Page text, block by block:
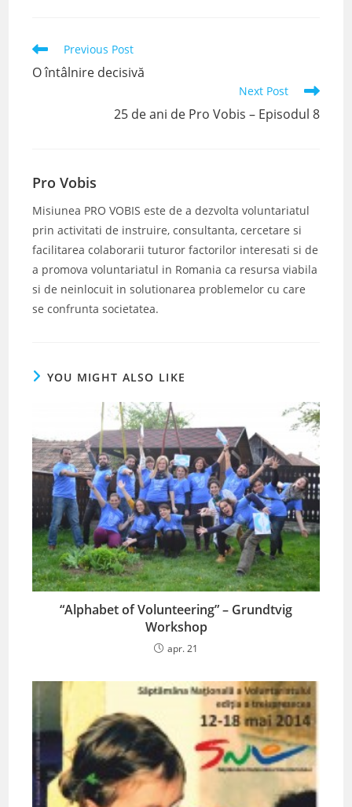
Read
more
articles
Previous Post
O întâlnire decisivă
Next Post
25 de ani de Pro Vobis – Episodul 8
Pro Vobis
Misiunea PRO VOBIS este de a dezvolta voluntariatul
prin activitati de instruire, consultanta, cercetare si
facilitarea colaborarii tuturor factorilor interesati si de
a promova voluntariatul in Romania ca resursa viabila
si de neinlocuit in solutionarea problemelor cu care
se confrunta societatea.
YOU MIGHT ALSO LIKE
“Alphabet of Volunteering” – Grundtvig
Workshop
apr. 21